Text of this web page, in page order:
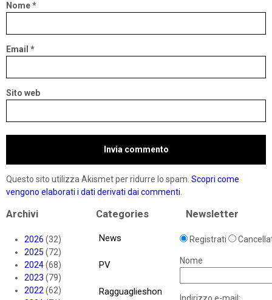
Nome*
Email *
Sito web
Questo sito utilizza Akismet per ridurre lo spam. Scopri come
vengono elaborati i dati derivati dai commenti.
Archivi
2026 (32)
2025 (72)
2024(68)
2023 (79)
2022(62)
Categories
News
PV
Ragguaglieshon
Newsletter
Registrati
Nome